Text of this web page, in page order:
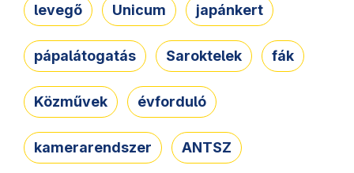
levegő Unicum japánkert
pápalátogatás Saroktelek fák
Közművek évforduló
kamerarendszer ANTSZ